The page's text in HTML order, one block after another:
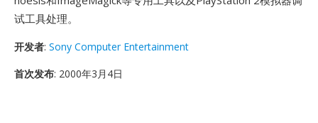
试工具处理。
开发者: Sony Computer Entertainment
首次发布: 2000年3月4日